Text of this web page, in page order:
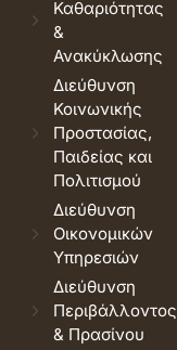
Καθαριότητας
&
Ανακύκλωσης
Διεύθυνση
Κοινωνικής
Προστασίας,
Παιδείας και
Πολιτισμού
Διεύθυνση
Οικονομικών
Υπηρεσιών
Διεύθυνση
Περιβάλλοντος
& Πρασίνου